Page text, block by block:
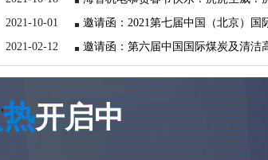
2021-10-01
2021-02-12
开启中